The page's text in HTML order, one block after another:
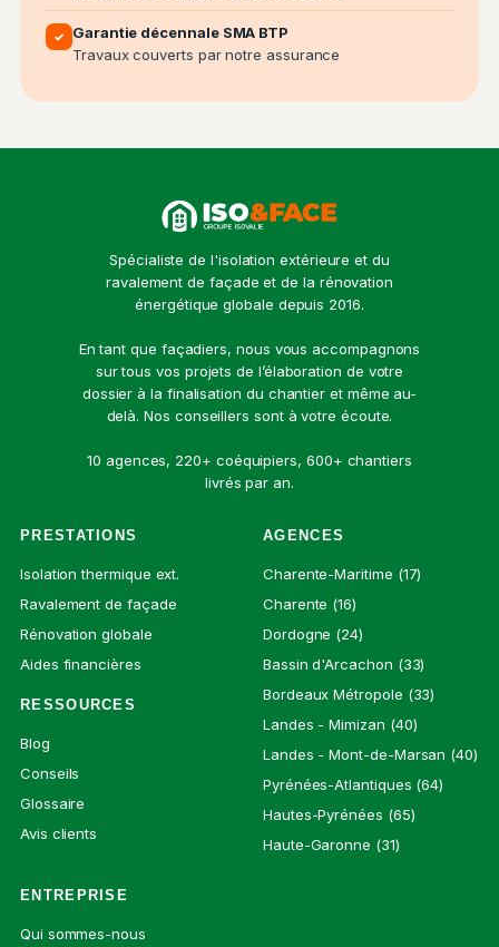
✓
Garantie décennale SMA BTP
Travaux couverts par notre assurance
Spécialiste de l'isolation extérieure et du
ravalement de façade et de la rénovation
énergétique globale depuis 2016.
En tant que façadiers, nous vous accompagnons
sur tous vos projets de l’élaboration de votre
dossier à la finalisation du chantier et même au-
delà. Nos conseillers sont à votre écoute.
10 agences, 220+ coéquipiers, 600+ chantiers
livrés par an.
PRESTATIONS
Isolation thermique ext.
Ravalement de façade
Rénovation globale
Aides financières
RESSOURCES
Blog
Conseils
Glossaire
Avis clients
AGENCES
Charente-Maritime (17)
Charente (16)
Dordogne (24)
Bassin d'Arcachon (33)
Bordeaux Métropole (33)
Landes - Mimizan (40)
Landes - Mont-de-Marsan (40)
Pyrénées-Atlantiques (64)
Hautes-Pyrénées (65)
Haute-Garonne (31)
ENTREPRISE
Qui sommes-nous